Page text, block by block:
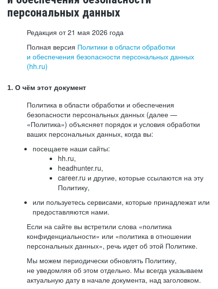
персональных данных
Редакция от 21 мая 2026 года
Полная версия Политики в области обработки
и обеспечения безопасности персональных данных
(hh.ru)
1. О чём этот документ
Политика в области обработки и обеспечения
безопасности персональных данных (далее —
«Политика») объясняет порядок и условия обработки
ваших персональных данных, когда вы:
посещаете наши сайты:
hh.ru,
headhunter.ru,
career.ru и другие, которые ссылаются на эту
Политику,
или пользуетесь сервисами, которые принадлежат или
предоставляются нами.
Если на сайте вы встретили слова «политика
конфиденциальности» или «политика в отношении
персональных данных», речь идет об этой Политике.
Мы можем периодически обновлять Политику,
не уведомляя об этом отдельно. Мы всегда указываем
актуальную дату в начале документа, над заголовком.